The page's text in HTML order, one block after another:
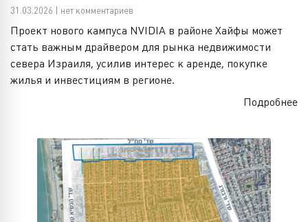
31.03.2026 | нет комментариев
Проект нового кампуса NVIDIA в районе Хайфы может
стать важным драйвером для рынка недвижимости
севера Израиля, усилив интерес к аренде, покупке
жилья и инвестициям в регионе.
Подробнее